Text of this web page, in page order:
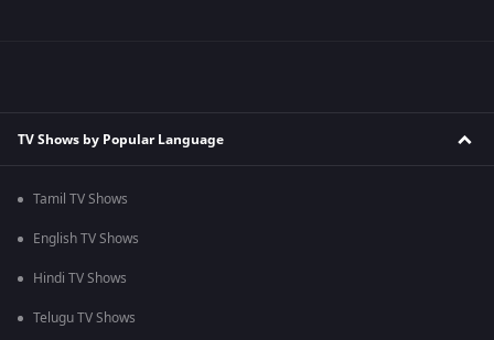
TV Shows by Popular Language
Tamil TV Shows
English TV Shows
Hindi TV Shows
Telugu TV Shows